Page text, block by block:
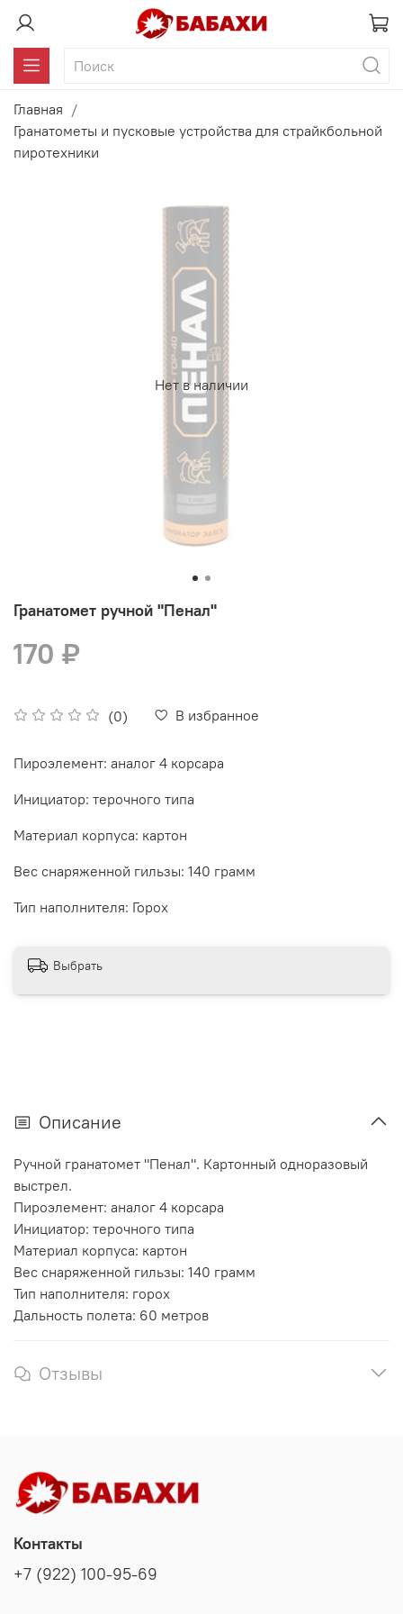
Главная
Гранатометы и пусковые устройства для страйкбольной
пиротехники
Нет в наличии
Гранатомет ручной "Пенал"
(0) В избранное
170 ₽
Пироэлемент: аналог 4 корсара
Инициатор: терочного типа
Материал корпуса: картон
Вес снаряженной гильзы: 140 грамм
Тип наполнителя: Горох
Выбрать
Описание
Ручной гранатомет "Пенал". Картонный одноразовый
выстрел.
Пироэлемент: аналог 4 корсара
Инициатор: терочного типа
Материал корпуса: картон
Вес снаряженной гильзы: 140 грамм
Тип наполнителя: горох
Дальность полета: 60 метров
Отзывы
Контакты
+7 (922) 100-95-69